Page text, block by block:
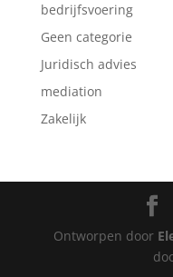
bedrijfsvoering
Geen categorie
Juridisch advies
mediation
Zakelijk
Ontworpen door